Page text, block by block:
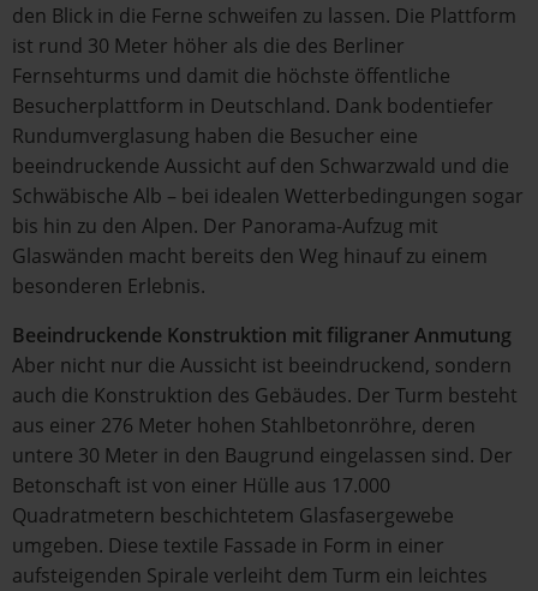
den Blick in die Ferne schweifen zu lassen. Die Plattform
ist rund 30 Meter höher als die des Berliner
Fernsehturms und damit die höchste öffentliche
Besucherplattform in Deutschland. Dank bodentiefer
Rundumverglasung haben die Besucher eine
beeindruckende Aussicht auf den Schwarzwald und die
Schwäbische Alb – bei idealen Wetterbedingungen sogar
bis hin zu den Alpen. Der Panorama-Aufzug mit
Glaswänden macht bereits den Weg hinauf zu einem
besonderen Erlebnis.
Beeindruckende Konstruktion mit filigraner Anmutung
Aber nicht nur die Aussicht ist beeindruckend, sondern
auch die Konstruktion des Gebäudes. Der Turm besteht
aus einer 276 Meter hohen Stahlbetonröhre, deren
untere 30 Meter in den Baugrund eingelassen sind. Der
Betonschaft ist von einer Hülle aus 17.000
Quadratmetern beschichtetem Glasfasergewebe
umgeben. Diese textile Fassade in Form in einer
aufsteigenden Spirale verleiht dem Turm ein leichtes